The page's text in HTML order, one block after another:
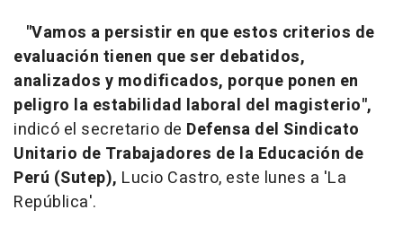
"Vamos a persistir en que estos criterios de
evaluación tienen que ser debatidos,
analizados y modificados, porque ponen en
peligro la estabilidad laboral del magisterio",
indicó el secretario de Defensa del Sindicato
Unitario de Trabajadores de la Educación de
Perú (Sutep), Lucio Castro, este lunes a 'La
República'.